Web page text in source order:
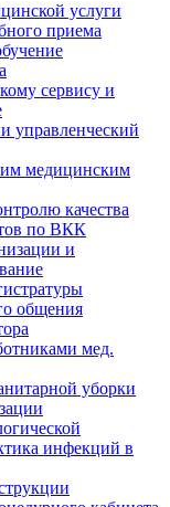
услуги
приема
сервису и
управленческий
медицинским
качества
по ВКК
и
общения
мед.
уборки
инфекций в